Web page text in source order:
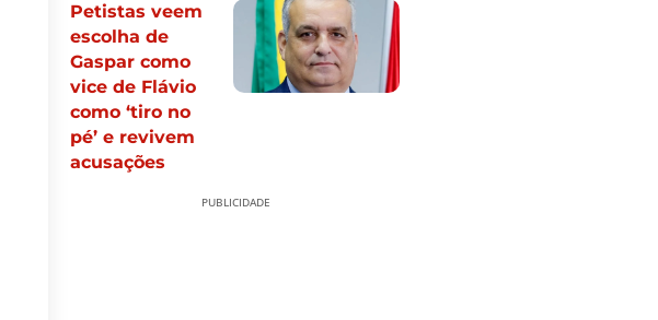
Petistas veem
escolha de
Gaspar como
vice de Flávio
como ‘tiro no
pé’ e revivem
acusações
PUBLICIDADE